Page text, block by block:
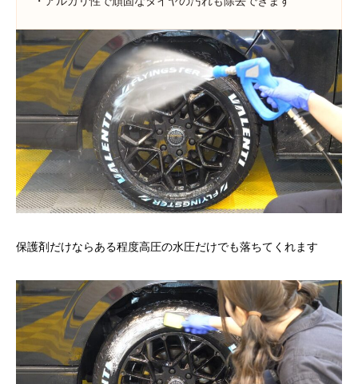
保護剤だけならある程度高圧の水圧だけでも落ちてくれます